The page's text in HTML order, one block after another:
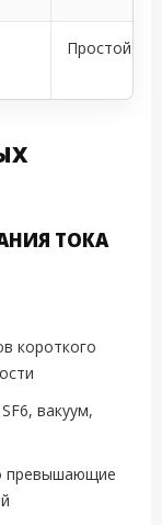
Простой
ТОКА
короткого
вакуум,
превышающие